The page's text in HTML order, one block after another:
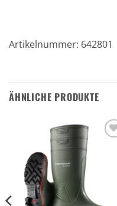
Artikelnummer: 642801
ÄHNLICHE PRODUKTE
hinzufügen